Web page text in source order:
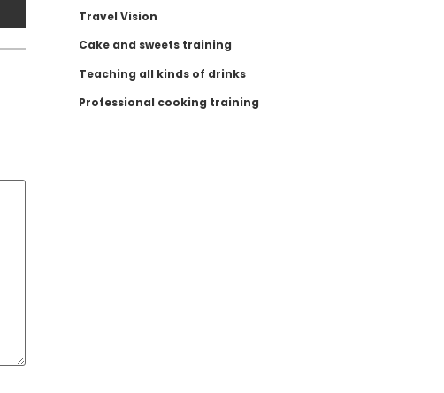
Travel Vision
Cake and sweets training
Teaching all kinds of drinks
Professional cooking training